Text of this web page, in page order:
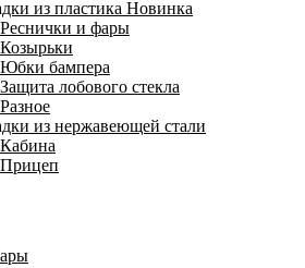
из пластика Новинка
Реснички и фары
Козырьки
Юбки бампера
Защита лобового стекла
Разное
из нержавеющей стали
Кабина
Прицеп